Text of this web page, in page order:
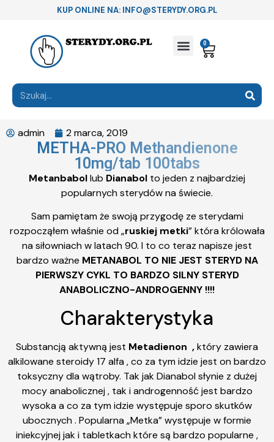
KUP ONLINE NA: INFO@STERYDY.ORG.PL
0
admin 2 marca, 2019
METHA-PRO Methandienone
10mg/tab 100tabs
Metanbabollub Dianabol to jeden z najbardziej
popularnych sterydów na świecie.
Sam pamiętam że swoją przygodę ze sterydami
rozpocząłem właśnie od „ruskiej metki” która królowała
na siłowniach w latach 90. I to co teraz napisze jest
bardzo ważne METANABOL TO NIE JEST STERYD NA
PIERWSZY CYKL TO BARDZO SILNY STERYD
ANABOLICZNO-ANDROGENNY !!!!
Charakterystyka
Substancją aktywną jest Metadienon ,który zawiera
alkilowane steroidy 17 alfa , co za tym idzie jest on bardzo
toksyczny dla wątroby. Tak jak Dianabol słynie z dużej
mocy anabolicznej , tak i androgenność jest bardzo
wysoka a co za tym idzie występuje sporo skutków
ubocznych . Popularna „Metka” występuje w formie
iniekcyjnej jak i tabletkach które są bardzo popularne ,